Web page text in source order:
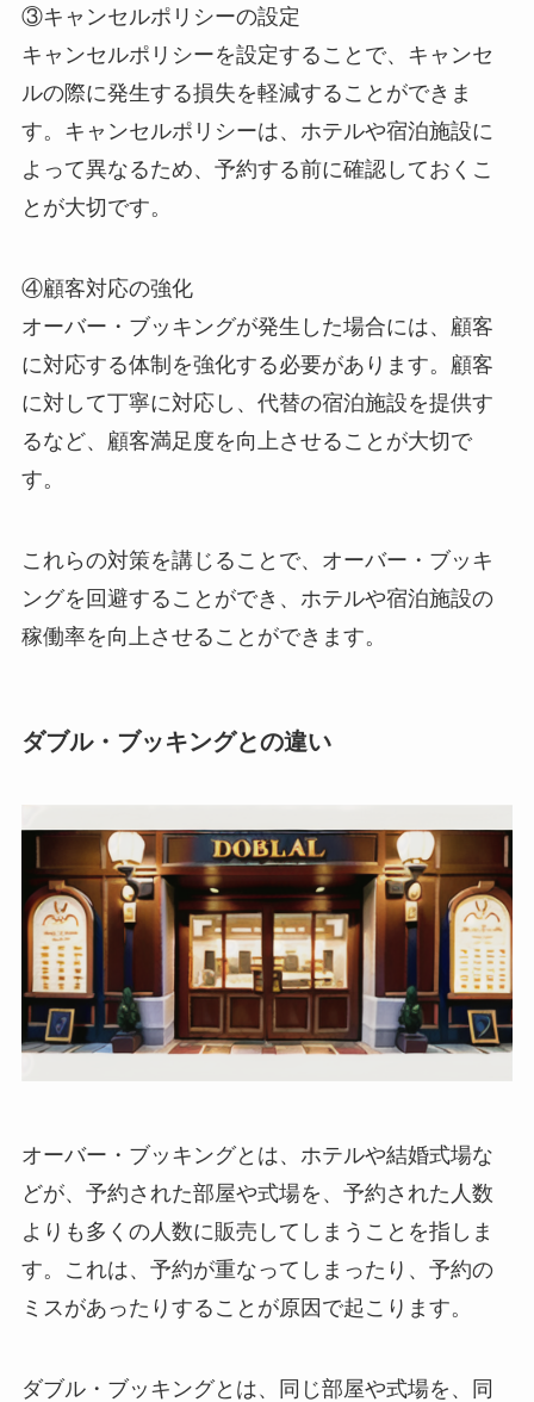
③キャンセルポリシーの設定
キャンセルポリシーを設定することで、キャンセ
ルの際に発生する損失を軽減することができま
す。キャンセルポリシーは、ホテルや宿泊施設に
よって異なるため、予約する前に確認しておくこ
とが大切です。
④顧客対応の強化
オーバー・ブッキングが発生した場合には、顧客
に対応する体制を強化する必要があります。顧客
に対して丁寧に対応し、代替の宿泊施設を提供す
るなど、顧客満足度を向上させることが大切で
す。
これらの対策を講じることで、オーバー・ブッキ
ングを回避することができ、ホテルや宿泊施設の
稼働率を向上させることができます。
ダブル・ブッキングとの違い
オーバー・ブッキングとは、ホテルや結婚式場な
どが、予約された部屋や式場を、予約された人数
よりも多くの人数に販売してしまうことを指しま
す。これは、予約が重なってしまったり、予約の
ミスがあったりすることが原因で起こります。
ダブル・ブッキングとは、同じ部屋や式場を、同